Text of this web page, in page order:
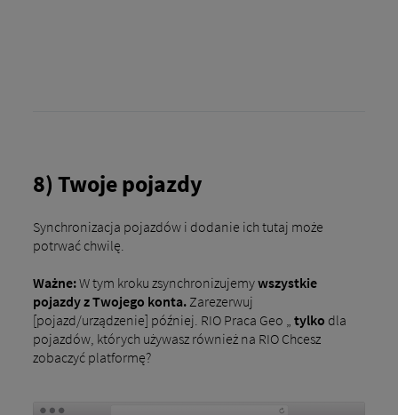
8) Twoje pojazdy
Synchronizacja pojazdów i dodanie ich tutaj może
potrwać chwilę.
Ważne:W tym kroku zsynchronizujemywszystkie
pojazdy z Twojego konta.Zarezerwuj
[pojazd/urządzenie] później. RIO Praca Geo „ tylko dla
pojazdów, których używasz również na RIO Chcesz
zobaczyć platformę?